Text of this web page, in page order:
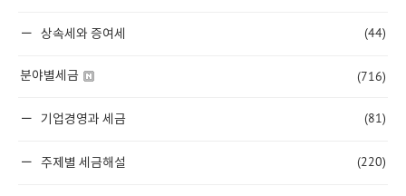
상속세와 증여세 (44)
분야별세금 (716)
기업경영과 세금 (81)
주제별 세금해설 (220)